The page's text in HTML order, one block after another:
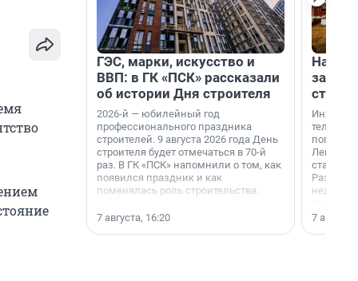
ГЭС, марки, искусство и
ВВП: в ГК «ПСК» рассказали
об истории Дня строителя
2026-й — юбилейный год
профессионального праздника
строителей. 9 августа 2026 года День
строителя будет отмечаться в 70-й
раз. В ГК «ПСК» напомнили о том, как
появился праздник и как
поменялась роль строительства.
7 августа, 16:20
На
станции
7